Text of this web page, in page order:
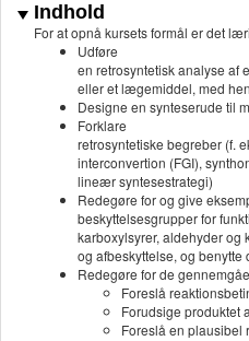
Indhold
For at opnå kursets formål er det
Udføre
en retrosyntetisk analyse af
eller et lægemiddel, med
Designe en synteserude til
Forklare
retrosyntetiske begreber (f.
interconvertion (FGI),
lineær syntesestrategi)
Redegøre for og give
beskyttelsesgrupper for
karboxylsyrer, aldehyder og
og afbeskyttelse, og
Redegøre for de
Foreslå
Forudsige produktet
Foreslå en plausibel